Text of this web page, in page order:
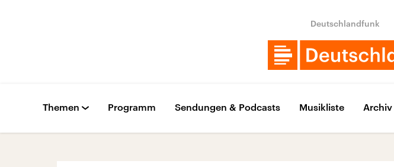
Deutschlandfunk
Themen Programm Sendungen & Podcasts Musikliste Archiv